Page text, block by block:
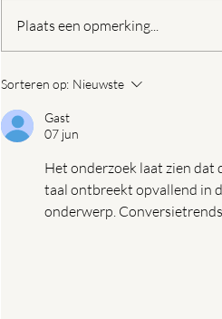
Blind Wall officieel onthuld
Plaats een opmerking...
Sorteren op: Nieuwste
Gast
07 jun
Het onderzoek laat zien dat
taal ontbreekt opvallend in
onderwerp.